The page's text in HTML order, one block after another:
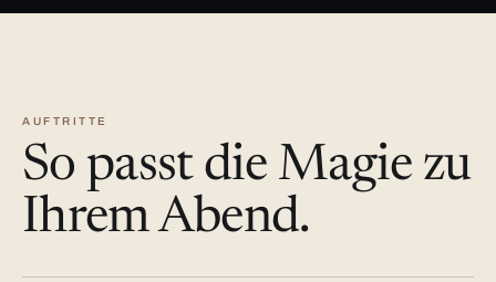
AUFTRITTE
So passt die Magie zu
Ihrem Abend.